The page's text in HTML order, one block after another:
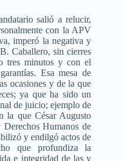
salió a relucir,
con la APV
imperó la negativa y
Caballero, sin cierres
tres minutos y con el
Esa mesa de
ocasiones y de la que
ya que ha sido un
de juicio; ejemplo de
la que César Augusto
Humanos de
y endilgó actos de
que profundiza la
e integridad de las y